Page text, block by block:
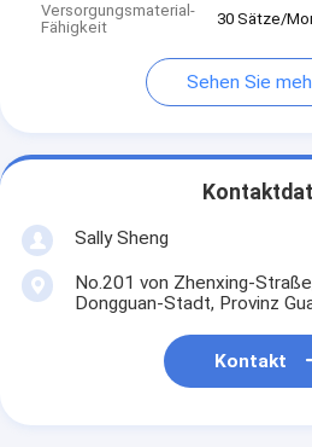
Versorgungsmaterial-
Fähigkeit
30 Sätze/
Sehen Sie
Sally Sheng
No.201 von Zhenxing-
Dongguan-Stadt, Provinz
Kontakt